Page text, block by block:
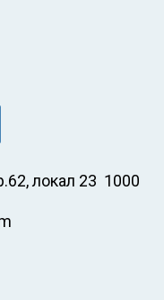
локал 23 1000